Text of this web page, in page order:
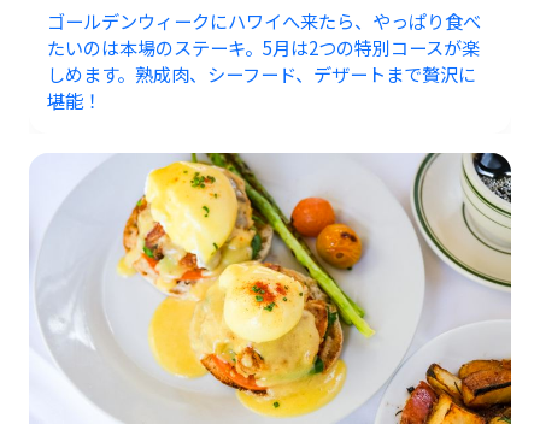
ゴールデンウィークにハワイへ来たら、やっぱり食べ
たいのは本場のステーキ。5月は2つの特別コースが楽
しめます。熟成肉、シーフード、デザートまで贅沢に
堪能！